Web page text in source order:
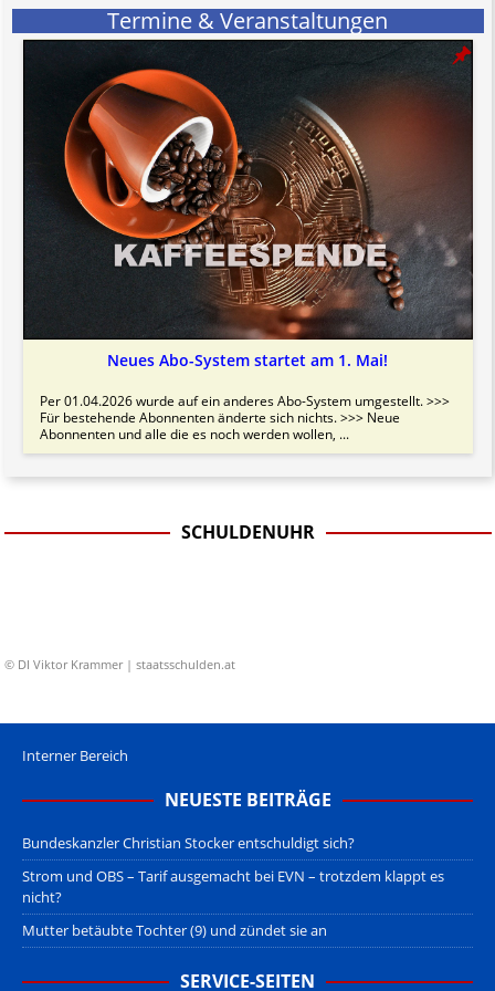
Termine & Veranstaltungen
Neues Abo-System startet am 1. Mai!
Per 01.04.2026 wurde auf ein anderes Abo-System umgestellt. >>>
Für bestehende Abonnenten änderte sich nichts. >>> Neue
Abonnenten und alle die es noch werden wollen, ...
SCHULDENUHR
© DI Viktor Krammer | staatsschulden.at
Interner Bereich
NEUESTE BEITRÄGE
Bundeskanzler Christian Stocker entschuldigt sich?
Strom und OBS – Tarif ausgemacht bei EVN – trotzdem klappt es
nicht?
Mutter betäubte Tochter (9) und zündet sie an
SERVICE-SEITEN